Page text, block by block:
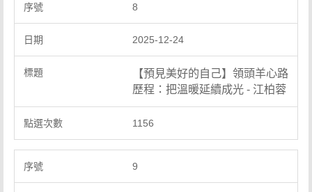
8
2025-12-24
【預見美好的自己】領頭羊心路
歷程：把溫暖延續成光 - 江柏蓉
1156
9